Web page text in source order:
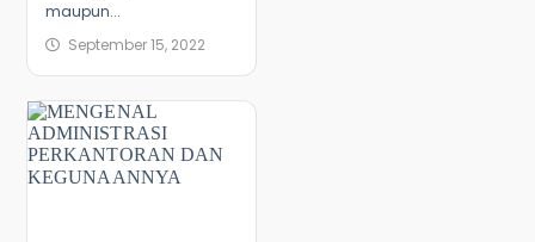
maupun...
September 15, 2022